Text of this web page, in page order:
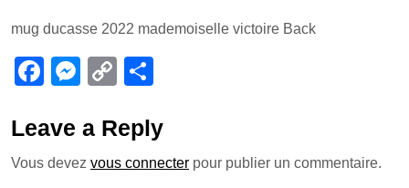
c
e
o
o
ss
e
g
er
p
y
n
k
ta
mug ducasse 2022 mademoiselle victoire Back
F
c
e
M
ss
e
C
p
y
ta
g
Leave a Reply
Vous devez vous connecter pour publier un commentaire.